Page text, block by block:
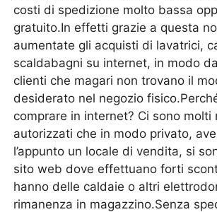
costi di spedizione molto bassa
gratuito.In effetti grazie a questa
aumentate gli acquisti di lavatrici,
scaldabagni su internet, in modo
clienti che magari non trovano il
desiderato nel negozio
comprare in internet? Ci sono molti
autorizzati che in modo privato,
l’appunto un locale di vendita, si
sito web dove effettuano forti
hanno delle caldaie o altri
rimanenza in magazzino.Senza